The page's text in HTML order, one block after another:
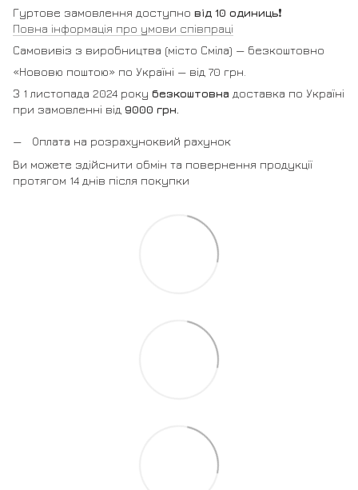
Гуртове замовлення доступно від 10 одиниць❗️
Повна інформація про умови співпраці
Самовивіз з виробництва (місто Сміла) — безкоштовно
«Нововю поштою» по Україні — від 70 грн.
З 1 листопада 2024 року безкоштовна доставка по Україні
при замовленні від 9000 грн.
Оплата на розрахуноквий рахунок
Ви можете здійснити обмін та повернення продукції
протягом 14 днів після покупки